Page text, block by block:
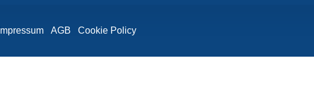
Impressum AGB Cookie Policy